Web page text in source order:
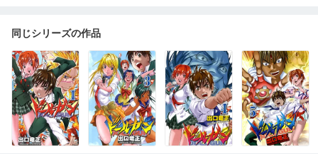
同じシリーズの作品